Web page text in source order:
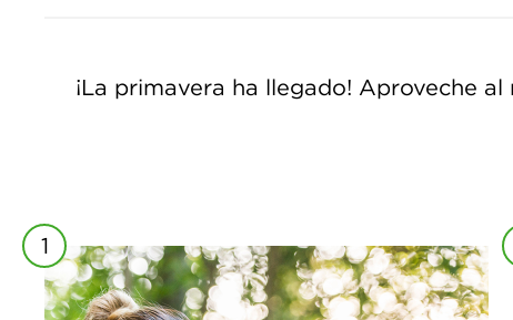
¡La primavera ha llegado! Aproveche
1